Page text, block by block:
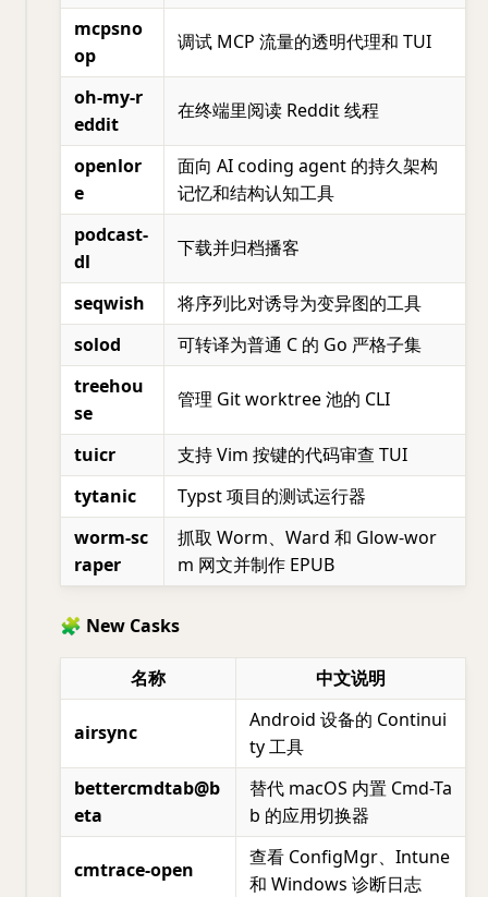
mcpsno
op
调试 MCP 流量的透明代理和 TUI
oh-my-r
eddit
在终端里阅读 Reddit 线程
openlor
e
面向 AI coding agent 的持久架构
记忆和结构认知工具
podcast-
dl
下载并归档播客
seqwish
将序列比对诱导为变异图的工具
solod
可转译为普通 C 的 Go 严格子集
treehou
se
管理 Git worktree 池的 CLI
tuicr
支持 Vim 按键的代码审查 TUI
tytanic
Typst 项目的测试运行器
worm-sc
raper
抓取 Worm、Ward 和 Glow-wor
m 网文并制作 EPUB
🧩 New Casks
名称 中文说明
airsync
Android 设备的 Continui
ty 工具
bettercmdtab@b
eta
替代 macOS 内置 Cmd-Ta
b 的应用切换器
cmtrace-open
查看 ConfigMgr、Intune
和 Windows 诊断日志